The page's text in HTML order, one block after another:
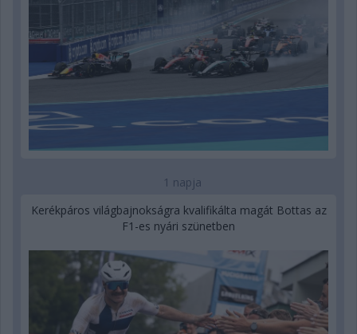
1 napja
Kerékpáros világbajnokságra kvalifikálta magát Bottas az
F1-es nyári szünetben